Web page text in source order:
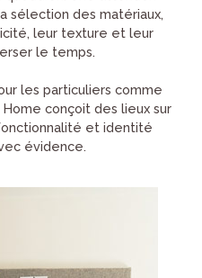
sélection des matériaux,
leur texture et leur
le temps.
les particuliers comme
conçoit des lieux sur
et identité
évidence.